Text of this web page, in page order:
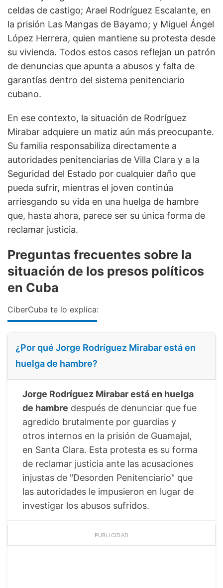
celdas de castigo; Arael Rodríguez Escalante, en
la prisión Las Mangas de Bayamo; y Miguel Ángel
López Herrera, quien mantiene su protesta desde
su vivienda. Todos estos casos reflejan un patrón
de denuncias que apunta a abusos y falta de
garantías dentro del sistema penitenciario
cubano.
En ese contexto, la situación de Rodríguez
Mirabar adquiere un matiz aún más preocupante.
Su familia responsabiliza directamente a
autoridades penitenciarias de Villa Clara y a la
Seguridad del Estado por cualquier daño que
pueda sufrir, mientras el joven continúa
arriesgando su vida en una huelga de hambre
que, hasta ahora, parece ser su única forma de
reclamar justicia.
Preguntas frecuentes sobre la
situación de los presos políticos
en Cuba
CiberCuba te lo explica:
¿Por qué Jorge Rodríguez Mirabar está en
huelga de hambre?
Jorge Rodríguez Mirabar está en huelga
de hambre después de denunciar que fue
agredido brutalmente por guardias y
otros internos en la prisión de Guamajal,
en Santa Clara. Esta protesta es su forma
de reclamar justicia ante las acusaciones
injustas de "Desorden Penitenciario" que
las autoridades le impusieron en lugar de
investigar los abusos sufridos.
PUBLICIDAD